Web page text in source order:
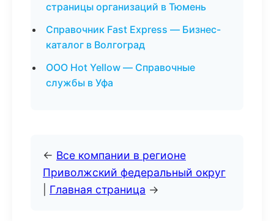
страницы организаций в Тюмень
Справочник Fast Express — Бизнес-
каталог в Волгоград
ООО Hot Yellow — Справочные
службы в Уфа
← Все компании в регионе
Приволжский федеральный округ
Главная страница →